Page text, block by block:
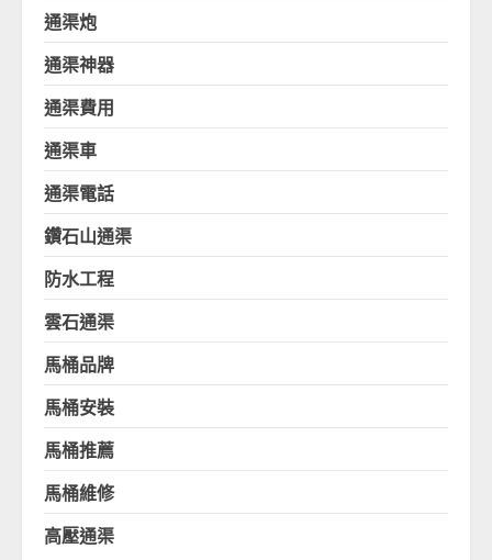
通渠炮
通渠神器
通渠費用
通渠車
通渠電話
鑽石山通渠
防水工程
雲石通渠
馬桶品牌
馬桶安裝
馬桶推薦
馬桶維修
高壓通渠